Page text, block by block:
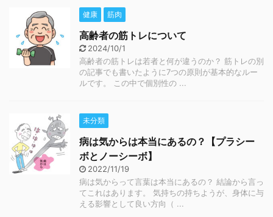
健康 筋肉
高齢者の筋トレについて
2024/10/1
高齢者の筋トレは若者と何が違うのか？ 筋トレの別
の記事でも書いたように7つの原則が基本的なルー
ルです。 この中で個別性の ...
未分類
病は気からは本当にあるの？【プラシー
ボとノーシーボ】
2022/11/19
病は気からって言葉は本当にあるの？ 結論から言っ
てこれはあります。 気持ちの持ちようが、身体に与
える影響として良い方向（ ...